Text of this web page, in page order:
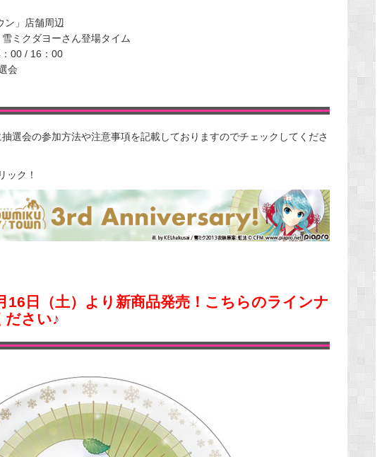
ン」店舗周辺
ミクダヨーさん登場タイム
00 / 16：00
会
選会の参加方法や注意事項を記載しておりますのでチェックしてくださ
ック！
日（土）より新商品発売！こちらのラインナ
ださい♪